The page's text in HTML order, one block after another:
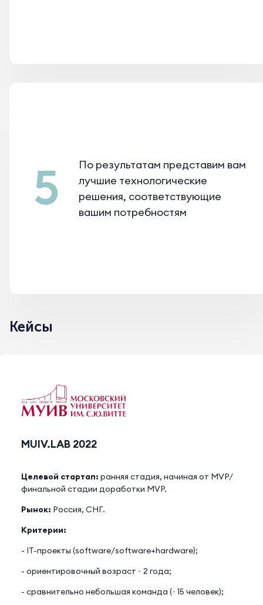
5
По результатам представим вам
лучшие технологические
решения, соответствующие
вашим потребностям
Кейсы
MUIV.LAB 2022
Целевой стартап: ранняя стадия, начиная от MVP/
финальной стадии доработки MVP.
Рынок: Россия, СНГ.
Критерии:
- IT-проекты (software/software+hardware);
- ориентировочный возраст ~ 2 года;
- сравнительно небольшая команда (~ 15 человек);